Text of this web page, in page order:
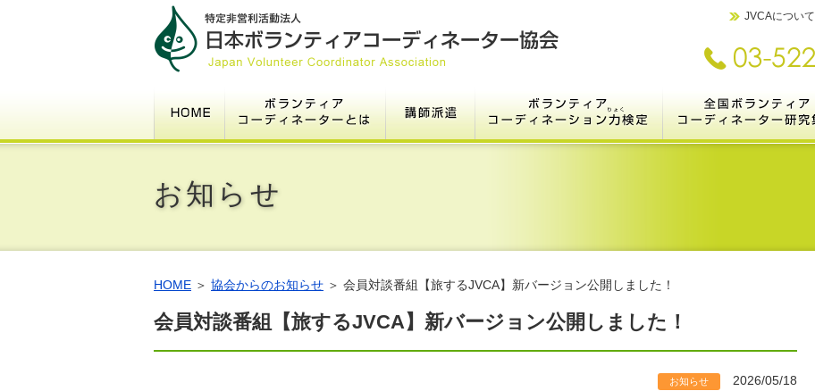
JVCAについて
お知らせ
HOME ＞ 協会からのお知らせ ＞ 会員対談番組【旅するJVCA】新バージョン公開しました！
会員対談番組【旅するJVCA】新バージョン公開しました！
お知らせ 2026/05/18